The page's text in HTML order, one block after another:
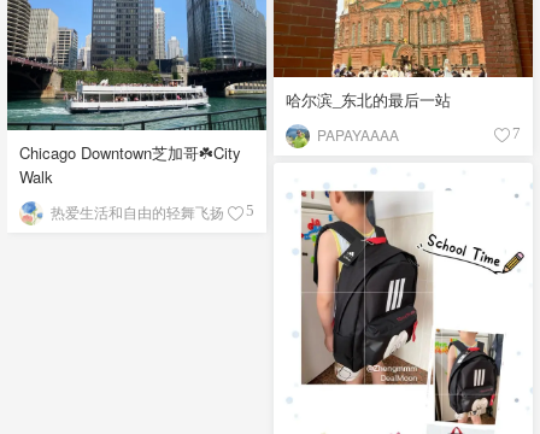
哈尔滨_东北的最后一站
PAPAYAAAA 7
Chicago Downtown芝加哥☘️City
Walk
热爱生活和自由的轻舞飞扬 5